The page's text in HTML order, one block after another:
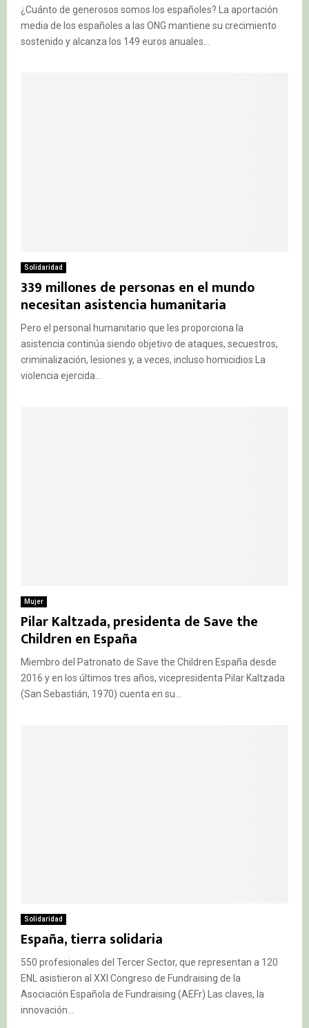
¿Cuánto de generosos somos los españoles? La aportación
media de los españoles a las ONG mantiene su crecimiento
sostenido y alcanza los 149 euros anuales...
Solidaridad
339 millones de personas en el mundo
necesitan asistencia humanitaria
Pero el personal humanitario que les proporciona la
asistencia continúa siendo objetivo de ataques, secuestros,
criminalización, lesiones y, a veces, incluso homicidios La
violencia ejercida...
Mujer
Pilar Kaltzada, presidenta de Save the
Children en España
Miembro del Patronato de Save the Children España desde
2016 y en los últimos tres años, vicepresidenta Pilar Kaltzada
(San Sebastián, 1970) cuenta en su...
Solidaridad
España, tierra solidaria
550 profesionales del Tercer Sector, que representan a 120
ENL asistieron al XXI Congreso de Fundraising de la
Asociación Española de Fundraising (AEFr) Las claves, la
innovación...